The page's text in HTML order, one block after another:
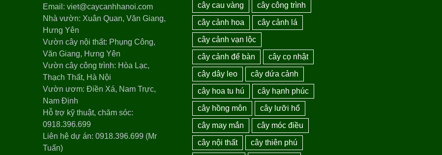
Email: viet@caycanhhanoi.com
Nhà vườn: Xuân Quan, Văn Giang,
Hưng Yên
Vườn cây nội thất: Phụng Công,
Văn Giang, Hưng Yên
Vườn cây công trình: Hòa Lạc,
Thạch Thất, Hà Nội
Vườn ươm: Điền Xá, Nam Trực,
Nam Định
Hỗ trợ kỹ thuật, chăm sóc:
0918.396.699
Liên hệ dự án: 0918.396.699 (Mr
Tuấn)
cây cau vàng cây công trình
cây cảnh hoa cây cảnh lá
cây cảnh vạn lộc
cây cảnh để bàn cây cọ nhật
cây dây leo cây dứa cảnh
cây hoa tu hú cây hạnh phúc
cây hồng môn cây lưỡi hổ
cây may mắn cây móc điều
cây nội thất cây thiên phú